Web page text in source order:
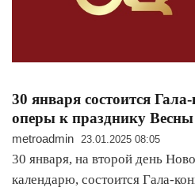
30 января состоится
оперы к празднику Весны
metroadmin 23.01.2025 08:05
30 января, на второй день
календарю, состоится Гала-